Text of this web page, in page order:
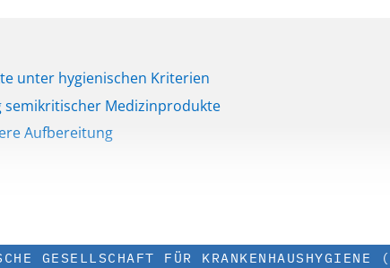
unter hygienischen Kriterien
semikritischer Medizinprodukte
Aufbereitung
GESELLSCHAFT FÜR KRANKENHAUSHYGIENE